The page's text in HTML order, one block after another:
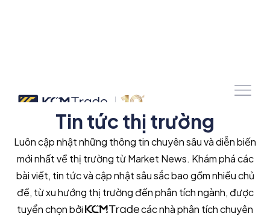
Tin tức thị trường
Luôn cập nhật những thông tin chuyên sâu và diễn biến
mới nhất về thị trường từ Market News. Khám phá các
bài viết, tin tức và cập nhật sâu sắc bao gồm nhiều chủ
đề, từ xu hướng thị trường đến phân tích ngành, được
tuyển chọn bởi
các nhà phân tích chuyên